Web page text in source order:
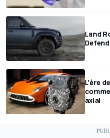
Land
L'ère
axial